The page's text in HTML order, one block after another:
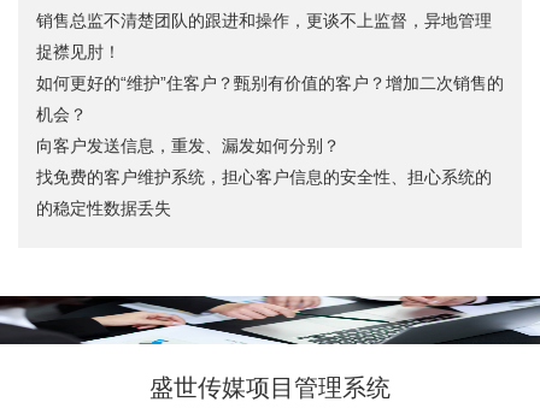
销售总监不清楚团队的跟进和操作，更谈不上监督，异地管理
捉襟见肘！
如何更好的“维护”住客户？甄别有价值的客户？增加二次销售的
机会？
向客户发送信息，重发、漏发如何分别？
找免费的客户维护系统，担心客户信息的安全性、担心系统的
的稳定性数据丢失
盛世传媒项目管理系统